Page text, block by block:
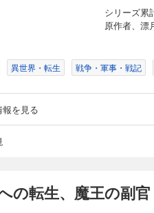
シリーズ累
原作者、漂
異世界・転生 戦争・軍事・戦記
を見る
の転生、魔王の副